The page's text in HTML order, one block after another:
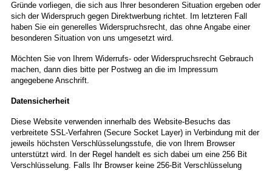
Gründe vorliegen, die sich aus Ihrer besonderen Situation ergeben oder
sich der Widerspruch gegen Direktwerbung richtet. Im letzteren Fall
haben Sie ein generelles Widerspruchsrecht, das ohne Angabe einer
besonderen Situation von uns umgesetzt wird.
Möchten Sie von Ihrem Widerrufs- oder Widerspruchsrecht Gebrauch
machen, dann dies bitte per Postweg an die im Impressum
angegebene Anschrift.
Datensicherheit
Diese Website verwenden innerhalb des Website-Besuchs das
verbreitete SSL-Verfahren (Secure Socket Layer) in Verbindung mit der
jeweils höchsten Verschlüsselungsstufe, die von Ihrem Browser
unterstützt wird. In der Regel handelt es sich dabei um eine 256 Bit
Verschlüsselung. Falls Ihr Browser keine 256-Bit Verschlüsselung